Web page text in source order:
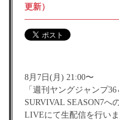
更新）
8月7日(月) 21:00〜
「週刊ヤングジャンプ
SURVIVAL SEASON7へ
LIVEにて生配信を行い